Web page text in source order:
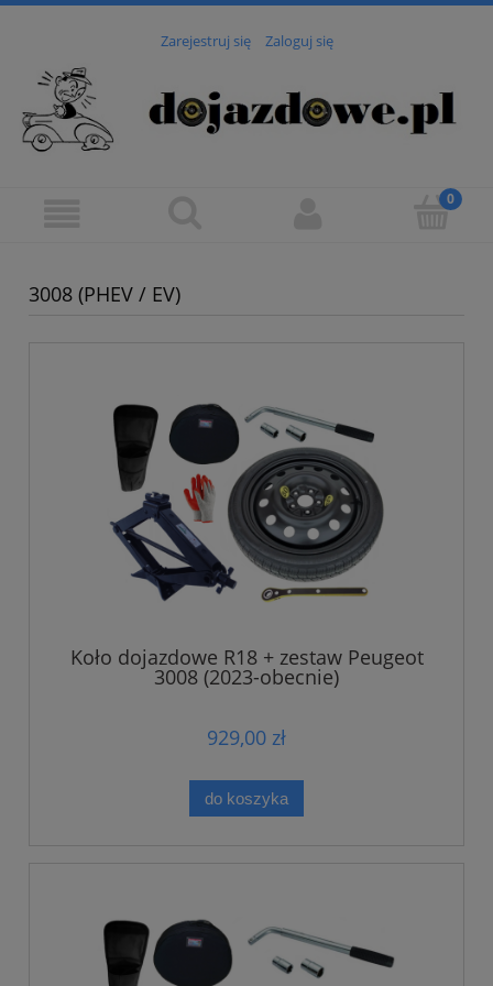
Zarejestruj się Zaloguj się
3008 (PHEV / EV)
Koło dojazdowe R18 + zestaw Peugeot
3008 (2023-obecnie)
929,00 zł
do koszyka